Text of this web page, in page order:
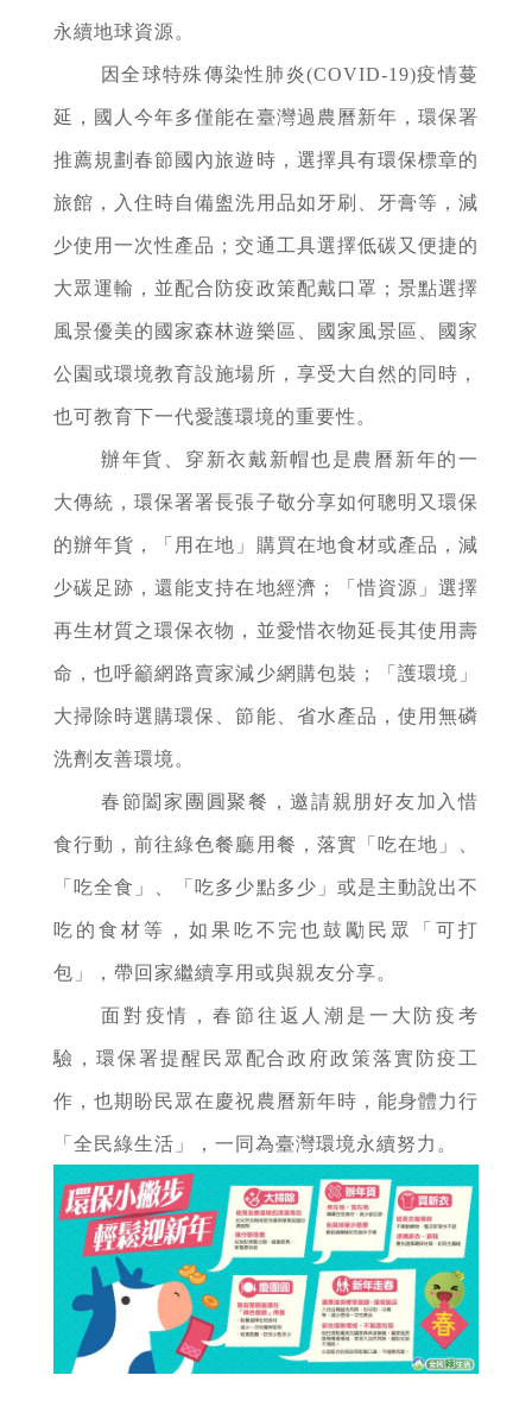
永續地球資源。
因全球特殊傳染性肺炎(COVID-19)疫情蔓
延，國人今年多僅能在臺灣過農曆新年，環保署
推薦規劃春節國內旅遊時，選擇具有環保標章的
旅館，入住時自備盥洗用品如牙刷、牙膏等，減
少使用一次性產品；交通工具選擇低碳又便捷的
大眾運輸，並配合防疫政策配戴口罩；景點選擇
風景優美的國家森林遊樂區、國家風景區、國家
公園或環境教育設施場所，享受大自然的同時，
也可教育下一代愛護環境的重要性。
辦年貨、穿新衣戴新帽也是農曆新年的一
大傳統，環保署署長張子敬分享如何聰明又環保
的辦年貨，「用在地」購買在地食材或產品，減
少碳足跡，還能支持在地經濟；「惜資源」選擇
再生材質之環保衣物，並愛惜衣物延長其使用壽
命，也呼籲網路賣家減少網購包裝；「護環境」
大掃除時選購環保、節能、省水產品，使用無磷
洗劑友善環境。
春節闔家團圓聚餐，邀請親朋好友加入惜
食行動，前往綠色餐廳用餐，落實「吃在地」、
「吃全食」、「吃多少點多少」或是主動說出不
吃的食材等，如果吃不完也鼓勵民眾「可打
包」，帶回家繼續享用或與親友分享。
面對疫情，春節往返人潮是一大防疫考
驗，環保署提醒民眾配合政府政策落實防疫工
作，也期盼民眾在慶祝農曆新年時，能身體力行
「全民綠生活」，一同為臺灣環境永續努力。